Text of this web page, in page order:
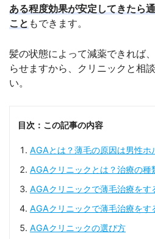
ある程度効果が安定してきたら
こと もできます。
髪の状態によって減薬できれば
らせますから、クリニックと相
い。
目次：この記事の内容
AGAとは？薄毛の原因は男性ホ
AGAクリニックとは？治療の種
AGAクリニックで薄毛治療をす
AGAクリニックで薄毛治療をす
AGAクリニックの選び方